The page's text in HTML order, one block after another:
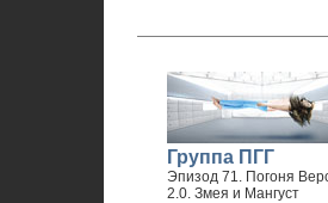
Группа ПГГ
Эпизод 71. Погоня
2.0. Змея и Мангуст